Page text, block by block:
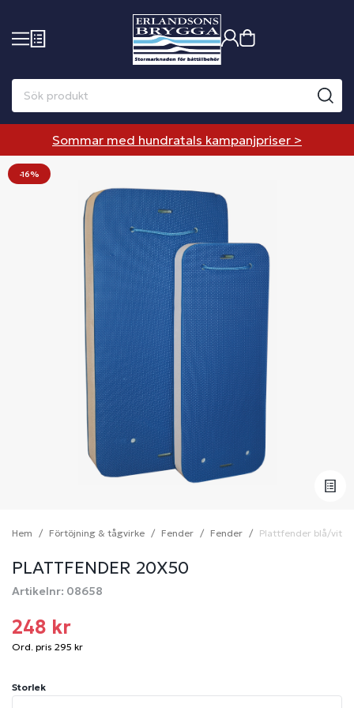
Sommar med hundratals kampanjpriser >
-16%
Hem Förtöjning & tågvirke Fender Fender Plattfender blå/vit
PLATTFENDER 20X50
Artikelnr: 08658
248 kr
Ord. pris 295 kr
Storlek